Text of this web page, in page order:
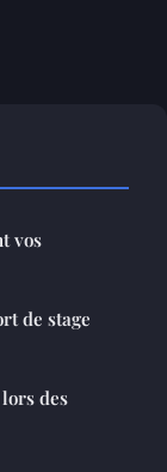
vos
de stage
des